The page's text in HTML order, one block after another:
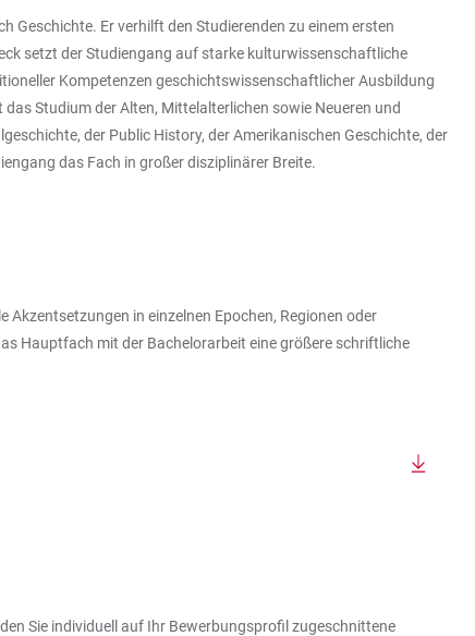
Geschichte. Er verhilft den Studierenden zu einem ersten
setzt der Studiengang auf starke kulturwissenschaftliche
Kompetenzen geschichtswissenschaftlicher Ausbildung
Studium der Alten, Mittelalterlichen sowie Neueren und
der Public History, der Amerikanischen Geschichte, der
das Fach in großer disziplinärer Breite.
Akzentsetzungen in einzelnen Epochen, Regionen oder
Hauptfach mit der Bachelorarbeit eine größere schriftliche
Sie individuell auf Ihr Bewerbungsprofil zugeschnittene